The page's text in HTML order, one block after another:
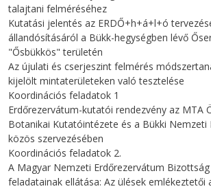
talajtani felméréséhez
Kutatási jelentés az ERDŐ+h+á+l+ó
állandósításáról a Bükk-hegységben lévő
"Ősbükkös" területén
Az újulati és cserjeszint felmérés
kijelölt mintaterületeken való tesztelése
Koordinációs feladatok 1
Erdőrezervátum-kutatói rendezvény az MTA
Botanikai Kutatóintézete és a Bükki Nemzeti
közös szervezésében
Koordinációs feladatok 2.
A Magyar Nemzeti Erdőrezervátum
feladatainak ellátása: Az ülések emlékeztetői